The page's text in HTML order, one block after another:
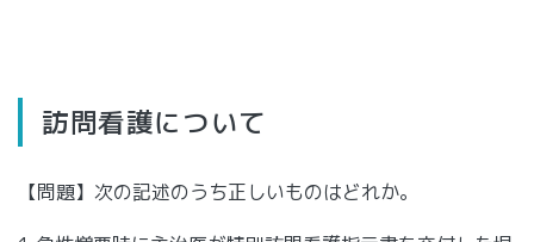
訪問看護について
【問題】次の記述のうち正しいものはどれか。